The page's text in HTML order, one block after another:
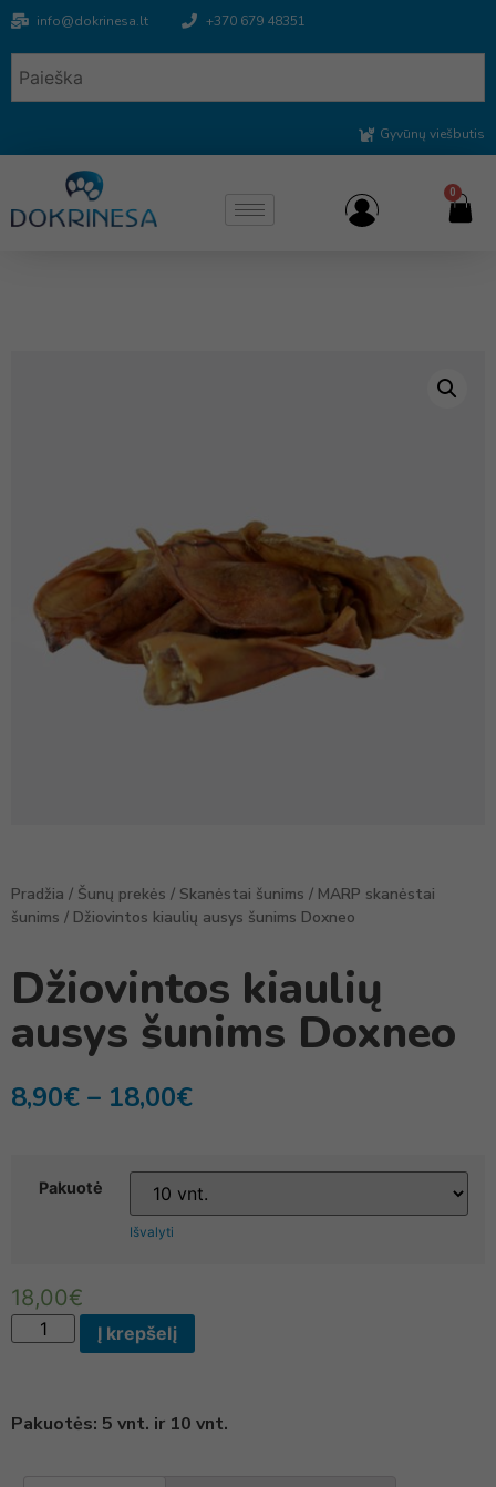
info@dokrinesa.lt +370 679 48351
Gyvūnų viešbutis
0
Pradžia / Šunų prekės / Skanėstai šunims / MARP skanėstai
šunims / Džiovintos kiaulių ausys šunims Doxneo
Džiovintos kiaulių
ausys šunims Doxneo
8,90€ – 18,00€
Pakuotė
Išvalyti
18,00€
Į krepšelį
Pakuotės: 5 vnt. ir 10 vnt.